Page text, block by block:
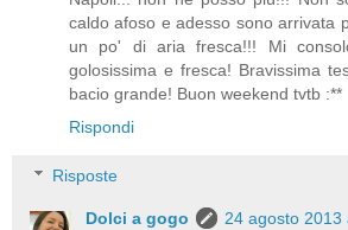
caldo afoso e adesso sono arrivata
un po' di aria fresca!!! Mi
golosissima e fresca! Bravissima
bacio grande! Buon weekend tvtb :**
Rispondi
Risposte
Dolci a gogo
24 agosto 2013